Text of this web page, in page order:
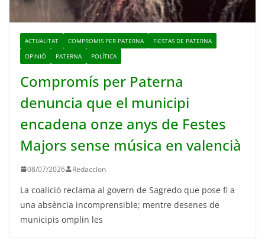
ACTUALITAT COMPROMIS PER PATERNA
FIESTAS DE PATERNA
OPINIÓ
PATERNA POLÍTICA
Compromís per Paterna
denuncia que el municipi
encadena onze anys de Festes
Majors sense música en valencià
08/07/2026 Redaccion
La coalició reclama al govern de Sagredo que pose fi a
una absència incomprensible; mentre desenes de
municipis omplin les